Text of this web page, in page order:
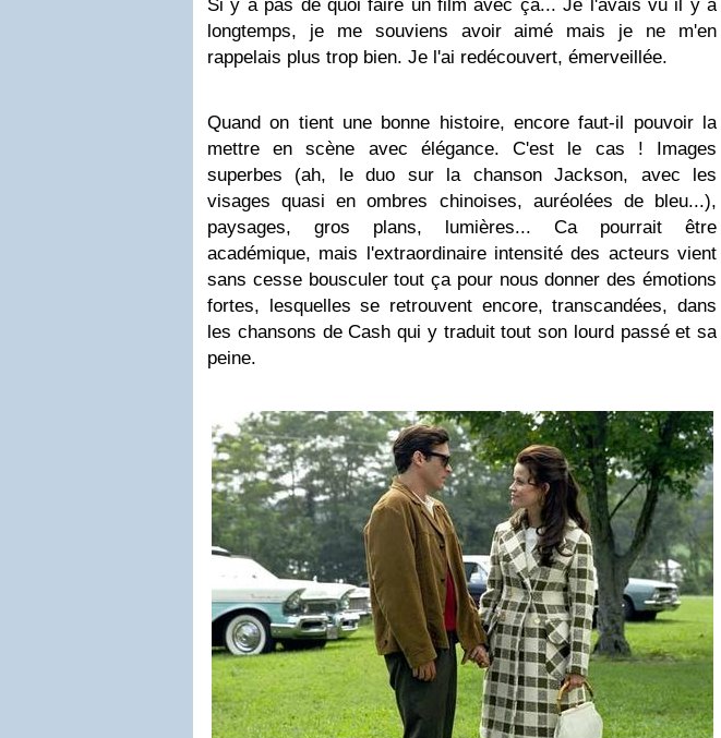
Si y a pas de quoi faire un film avec ça... Je l'avais vu il y a
longtemps, je me souviens avoir aimé mais je ne m'en
rappelais plus trop bien. Je l'ai redécouvert, émerveillée.
Quand on tient une bonne histoire, encore faut-il pouvoir la
mettre en scène avec élégance. C'est le cas ! Images
superbes (ah, le duo sur la chanson Jackson, avec les
visages quasi en ombres chinoises, auréolées de bleu...),
paysages, gros plans, lumières... Ca pourrait être
académique, mais l'extraordinaire intensité des acteurs vient
sans cesse bousculer tout ça pour nous donner des émotions
fortes, lesquelles se retrouvent encore, transcandées, dans
les chansons de Cash qui y traduit tout son lourd passé et sa
peine.